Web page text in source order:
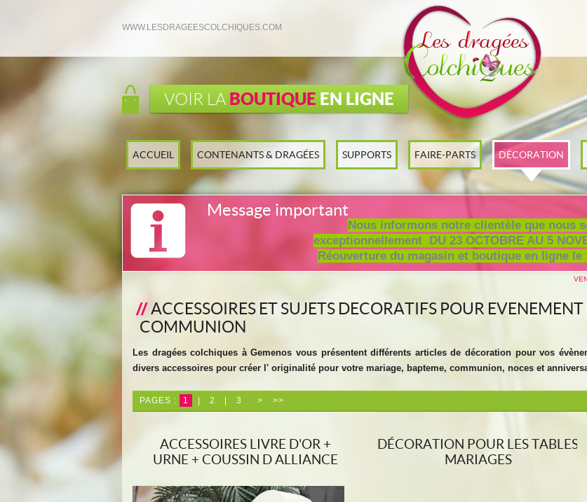
WWW.LESDRAGEESCOLCHIQUES.COM
VOIR LA BOUTIQUE EN LIGNE
ACCUEIL CONTENANTS & DRAGÉES SUPPORTS FAIRE-PARTS DÉCORATION
Message important
Nous informons notre clientèle que nous
exceptionnellement DU 23 OCTOBRE AU 5
Réouverture du magasin et boutique en ligne le
ACCESSOIRES ET SUJETS DECORATIFS POUR
COMMUNION
Les dragées colchiques à Gemenos vous présentent différents articles de décoration pour vos
divers accessoires pour créer l' originalité pour votre mariage, bapteme, communion, noces et
PAGES : 1 2 3 > >>
ACCESSOIRES LIVRE D'OR +
URNE + COUSSIN D ALLIANCE
DÉCORATION POUR LES TABLES
MARIAGES